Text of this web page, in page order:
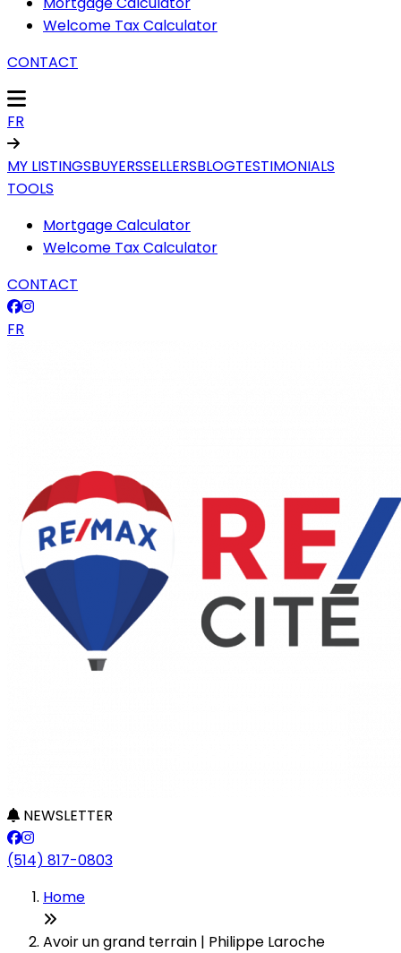
Welcome Tax Calculator
CONTACT
FR
MY LISTINGSBUYERSSELLERSBLOGTESTIMONIALS
TOOLS
Mortgage Calculator
Welcome Tax Calculator
CONTACT
FR
NEWSLETTER
(514) 817-0803
Home
Avoir un grand terrain | Philippe Laroche